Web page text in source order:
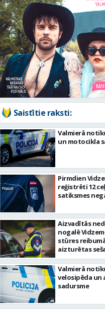
Saistītie raksti:
Valmierā
un motocikla
Pirmdien
reģistrēti 12
satiksmes
Aizvadītās
nogalē
stūres
aizturētas
personas
Valmierā
velosipēda un
sadursme